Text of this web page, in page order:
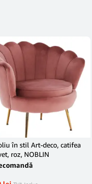
în stil Art-deco, catifea
roz, NOBLIN